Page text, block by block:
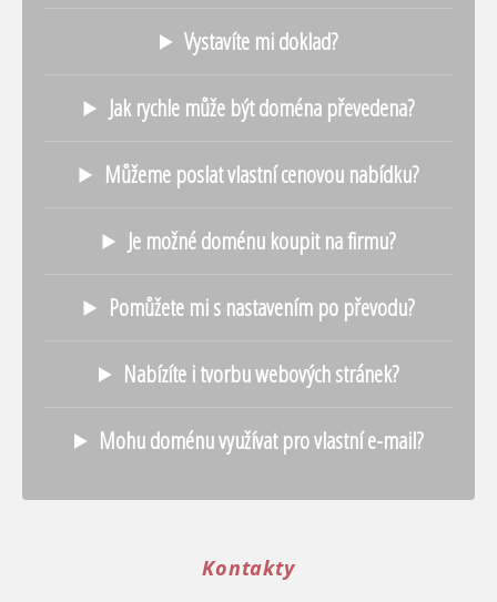
Vystavíte mi doklad?
Jak rychle může být doména převedena?
Můžeme poslat vlastní cenovou nabídku?
Je možné doménu koupit na firmu?
Pomůžete mi s nastavením po převodu?
Nabízíte i tvorbu webových stránek?
Mohu doménu využívat pro vlastní e-mail?
Kontakty